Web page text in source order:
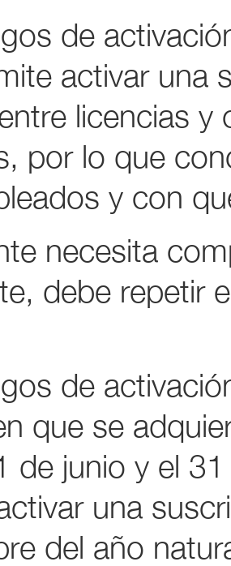
de
activar una
licencias
por lo que
y con
necesita
debe repetir
de
que se
de junio y el
una
del año